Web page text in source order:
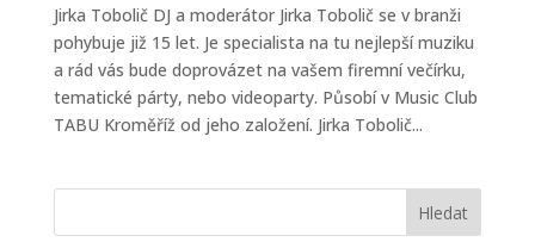
Jirka Tobolič DJ a moderátor Jirka Tobolič se v branži
pohybuje již 15 let. Je specialista na tu nejlepší muziku
a rád vás bude doprovázet na vašem firemní večírku,
tematické párty, nebo videoparty. Působí v Music Club
TABU Kroměříž od jeho založení. Jirka Tobolič...